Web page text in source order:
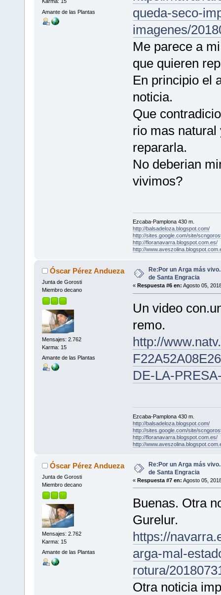
Karma: 15
Amante de las Plantas
queda-seco-
imagenes/
Me parece a
que quieren
En principio el
noticia.
Que
rio mas natural
repararla.
No deberian
vivimos?
Ezcaba-Pamplona 430 m.
http://balsadeloza.blogspot.com/
http://sites.google.com/site/
http://floranavarra.blogspot.com.es/
http://
Óscar Pérez Andueza
Junta de Gorosti
Miembro decano
Mensajes: 2.762
Karma: 15
Amante de las Plantas
Re:Por un Arga más
de Santa Engracia
« Respuesta #6 en: Agosto 05,
Un video
remo.
http://
DE-LA-
Ezcaba-Pamplona 430 m.
http://balsadeloza.blogspot.com/
http://sites.google.com/site/
http://floranavarra.blogspot.com.es/
http://
Óscar Pérez Andueza
Junta de Gorosti
Miembro decano
Mensajes: 2.762
Karma: 15
Amante de las Plantas
Re:Por un Arga más
de Santa Engracia
« Respuesta #7 en: Agosto 05,
Buenas. Otra
Gurelur.
https://
arga-mal-
rotura/
Otra noticia